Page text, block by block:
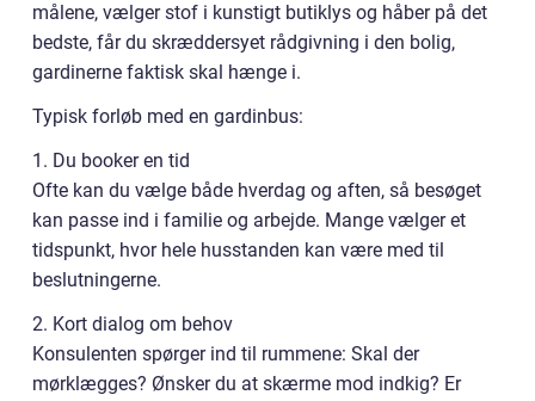
målene, vælger stof i kunstigt butiklys og håber på det
bedste, får du skræddersyet rådgivning i den bolig,
gardinerne faktisk skal hænge i.
Typisk forløb med en gardinbus:
1. Du booker en tid
Ofte kan du vælge både hverdag og aften, så besøget
kan passe ind i familie og arbejde. Mange vælger et
tidspunkt, hvor hele husstanden kan være med til
beslutningerne.
2. Kort dialog om behov
Konsulenten spørger ind til rummene: Skal der
mørklægges? Ønsker du at skærme mod indkig? Er